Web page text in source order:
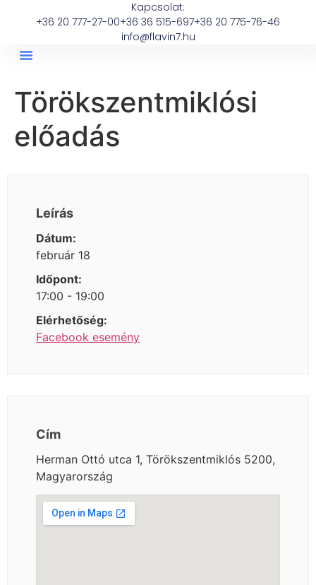
Kapcsolat:
+36 20 777-27-00+36 36 515-697+36 20 775-76-46
info@flavin7.hu
Törökszentmiklósi
előadás
Leírás
Dátum:
február 18
Időpont:
17:00 - 19:00
Elérhetőség:
Facebook esemény
Cím
Herman Ottó utca 1, Törökszentmiklós 5200,
Magyarország